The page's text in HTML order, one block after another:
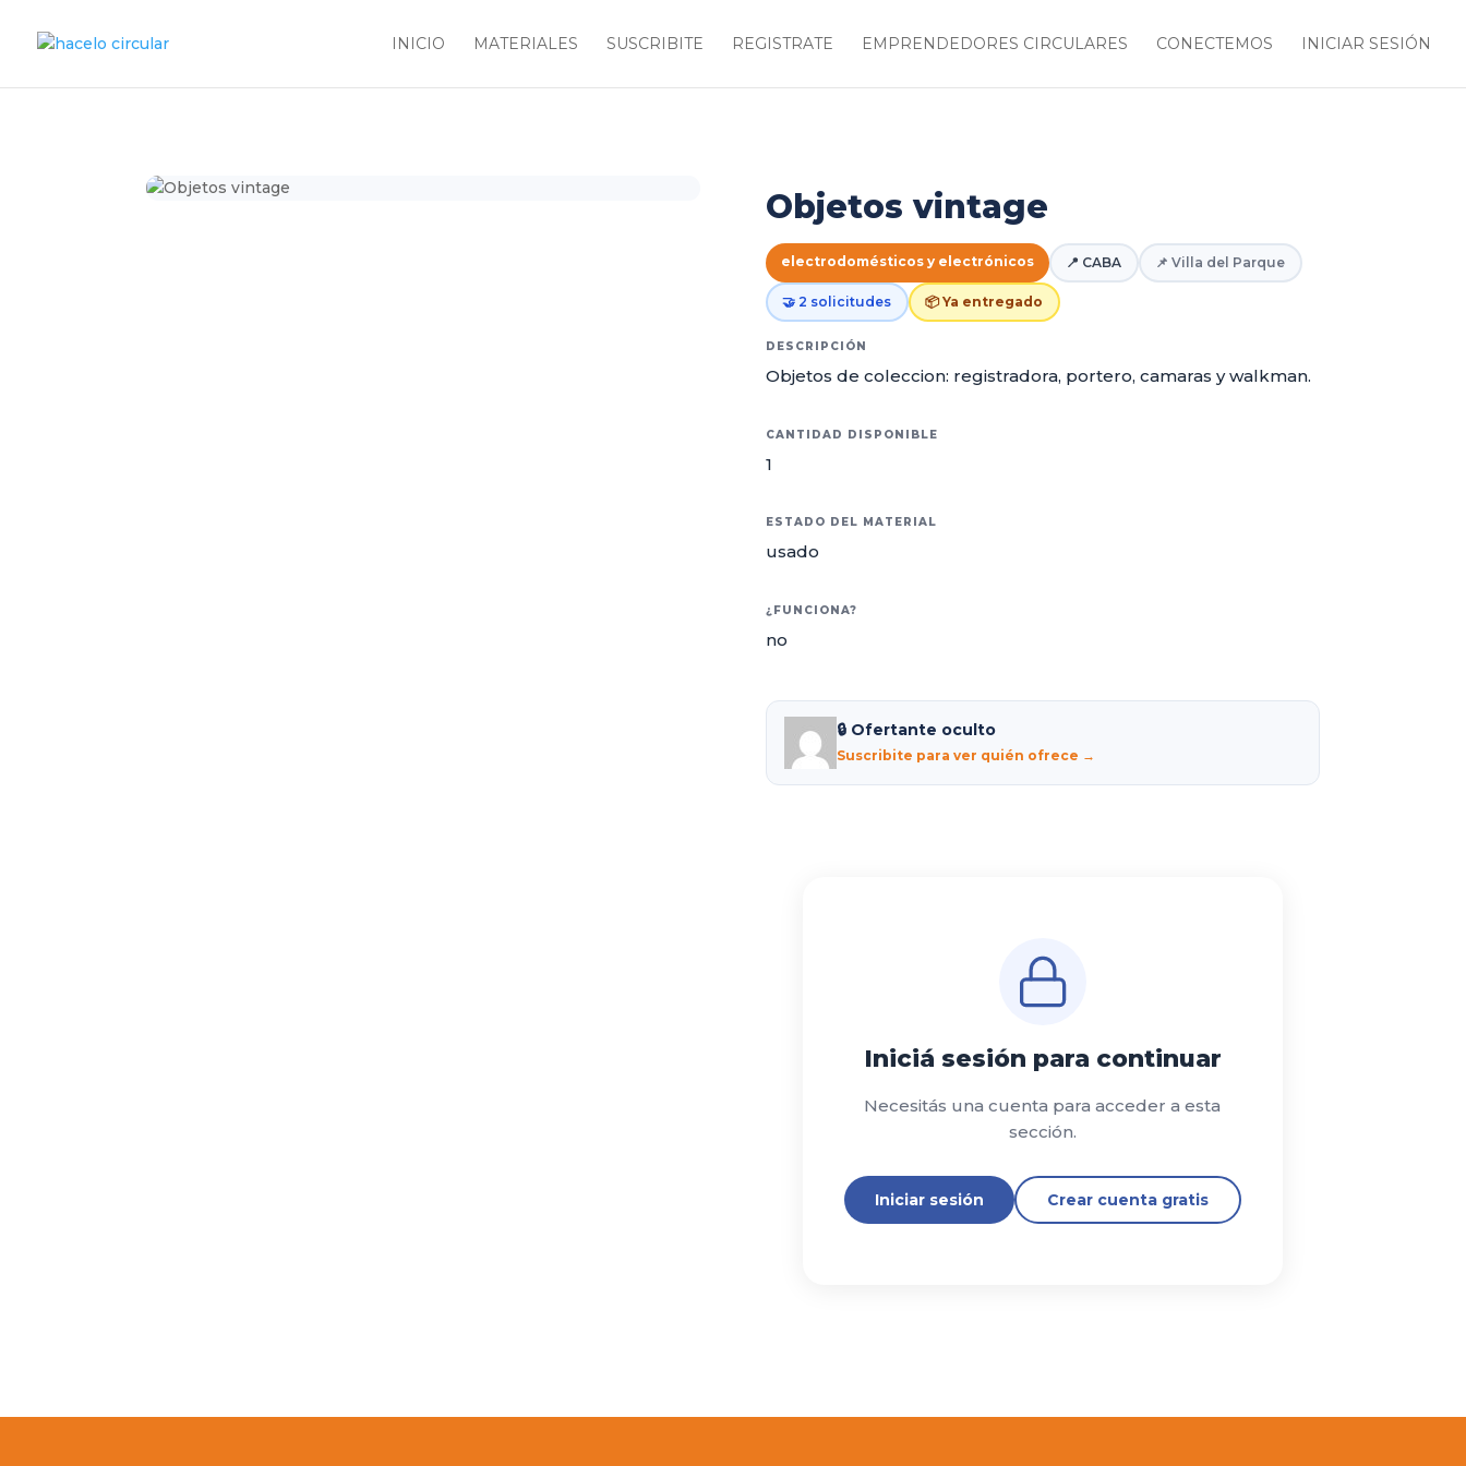
INICIO MATERIALES SUSCRIBITE REGISTRATE EMPRENDEDORES CIRCULARES CONECTEMOS INICIAR SESIÓN
Objetos vintage
electrodomésticos y electrónicos 📍 CABA 📌 Villa del Parque
🤝 2 solicitudes 📦 Ya entregado
DESCRIPCIÓN
Objetos de coleccion: registradora, portero, camaras y walkman.
CANTIDAD DISPONIBLE
1
ESTADO DEL MATERIAL
usado
¿FUNCIONA?
no
🔒 Ofertante oculto
Suscribite para ver quién ofrece →
Iniciá sesión para continuar
Necesitás una cuenta para acceder a esta
sección.
Iniciar sesión Crear cuenta gratis